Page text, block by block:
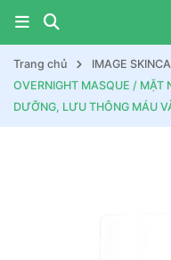
Trang chủ IMAGE
OVERNIGHT MASQUE / MẶT
DƯỠNG, LƯU THÔNG MÁU